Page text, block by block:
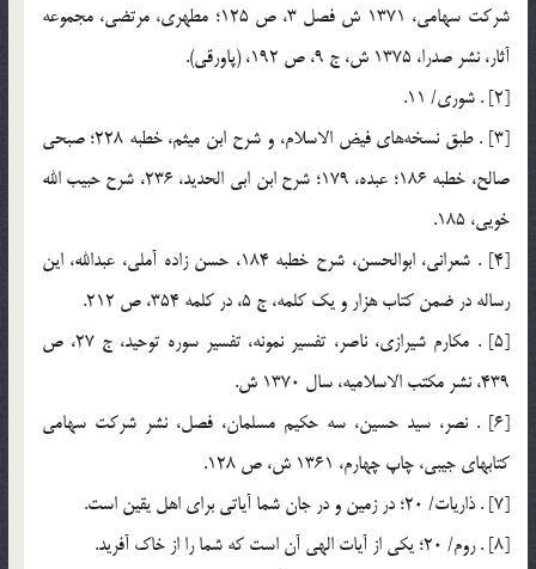
شركت سهامي، 1371 ش فصل 3، ص 125؛ مطهري، مرتضي، مجموعه
آثار، نشر صدرا، 1375 ش، ج 9، ص 192، (پاورقي).
[2] . شوري/ 11.
[3] . طبق نسخه‌هاي فيض الاسلام، و شرح ابن ميثم، خطبه 228؛ صبحي
صالح، خطبه 186؛ عبده، 179؛ شرح ابن ابي الحديد، 236، شرح حبيب الله
خويي، 185.
[4] . شعراني، ابوالحسن، شرح خطبه 184، حسن زاده آملي، عبدالله، اين
رساله در ضمن كتاب هزار و يك كلمه، ج 5، در كلمه 354، ص 212.
[5] . مکارم شيرازي، ناصر، تفسير نمونه، تفسير سوره توحيد، ج 27، ص
439، نشر مكتب الاسلاميه، سال 1370 ش.
[6] . نصر، سيد حسين، سه حكيم مسلمان، فصل، نشر شركت سهامي
كتابهاي جيبي، چاپ چهارم، 1361 ش، ص 128.
[7] . ذاريات/ 20؛ در زمين و در جان شما آياتي براي اهل يقين است.
[8] . روم/ 20؛ يكي از آيات الهي آن است كه شما را از خاك آفريد.